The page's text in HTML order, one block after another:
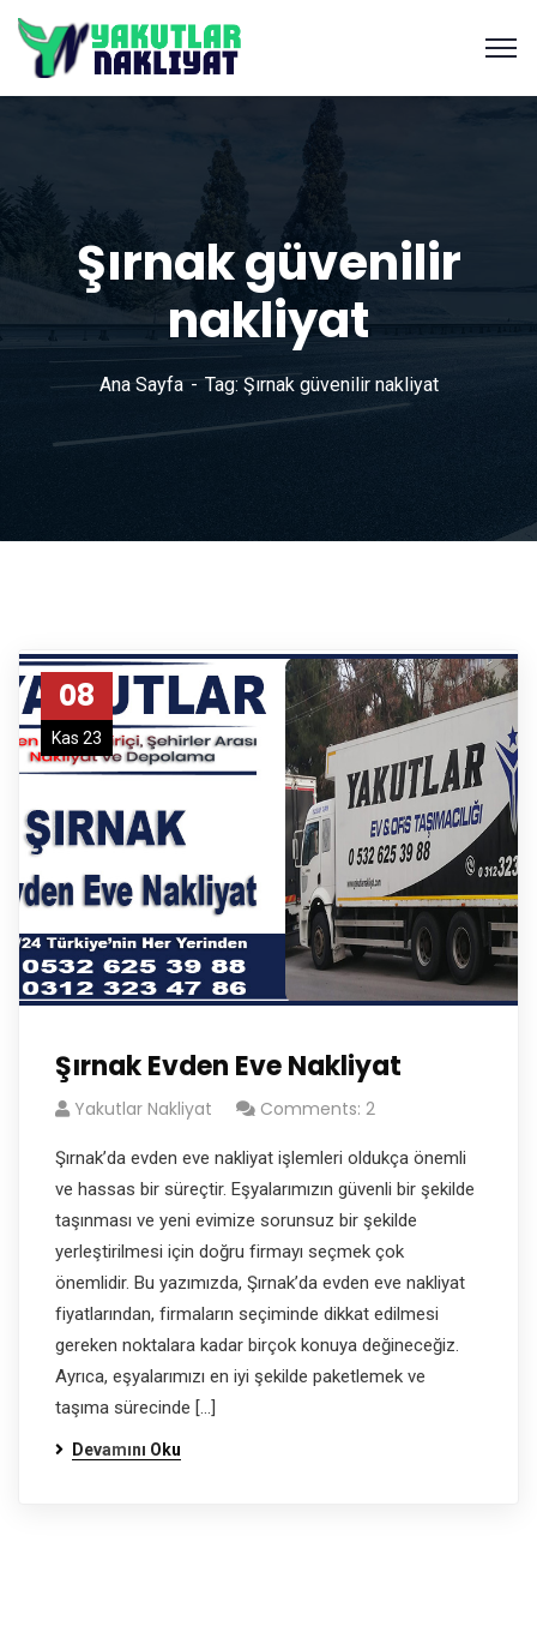
Şırnak güvenilir
nakliyat
Ana Sayfa Tag: Şırnak güvenilir nakliyat
08
Kas 23
Şırnak Evden Eve Nakliyat
Yakutlar Nakliyat Comments: 2
Şırnak’da evden eve nakliyat işlemleri oldukça önemli
ve hassas bir süreçtir. Eşyalarımızın güvenli bir şekilde
taşınması ve yeni evimize sorunsuz bir şekilde
yerleştirilmesi için doğru firmayı seçmek çok
önemlidir. Bu yazımızda, Şırnak’da evden eve nakliyat
fiyatlarından, firmaların seçiminde dikkat edilmesi
gereken noktalara kadar birçok konuya değineceğiz.
Ayrıca, eşyalarımızı en iyi şekilde paketlemek ve
taşıma sürecinde […]
Devamını Oku